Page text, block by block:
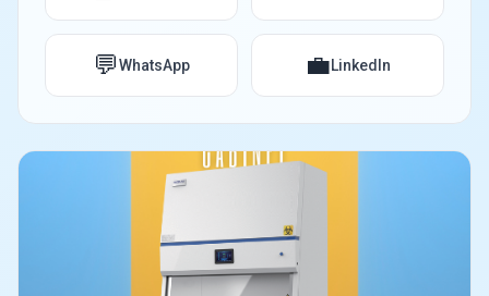
💬WhatsApp 💼LinkedIn